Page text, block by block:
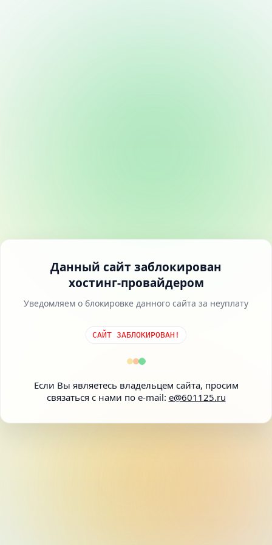
Данный сайт заблокирован
хостинг-провайдером
Уведомляем о блокировке данного сайта за неуплату
САЙТ ЗАБЛОКИРОВАН!
Если Вы являетесь владельцем сайта, просим
связаться с нами по e-mail: e@601125.ru